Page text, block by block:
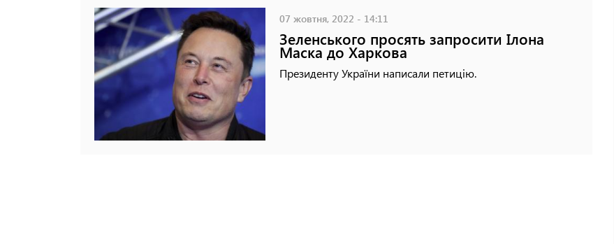
07 жовтня, 2022 - 14:11
Зеленського просять запросити Ілона
Маска до Харкова
Президенту України написали петицію.